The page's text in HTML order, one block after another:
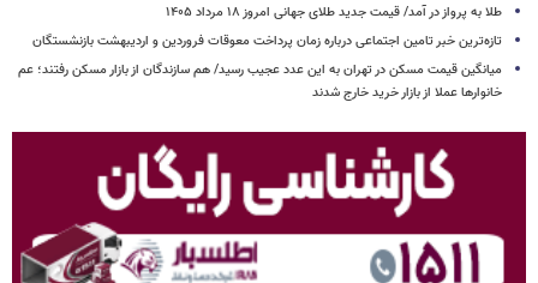
طلا به پرواز در آمد/ قیمت جدید طلای جهانی امروز ۱۸ مرداد ۱۴۰۵
تازه‌ترین خبر تامین اجتماعی درباره زمان پرداخت معوقات فروردین و اردیبهشت بازنشستگان
میانگین قیمت مسکن در تهران به این عدد عجیب رسید/ هم سازندگان از بازار مسکن رفتند؛ عم
خانوارها عملا از بازار خرید خارج شدند